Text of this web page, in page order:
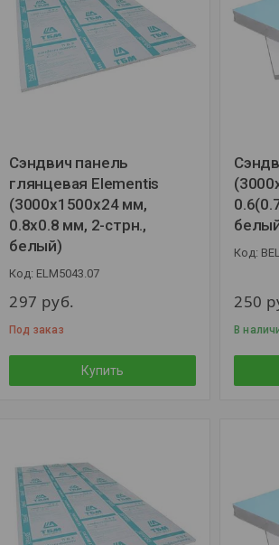
Сэндвич панель
глянцевая Elementis
(3000x1500x24 мм,
0.8x0.8 мм, 2-стрн.,
белый)
ELM5043.07
297 руб.
Под заказ
Купить
250
В